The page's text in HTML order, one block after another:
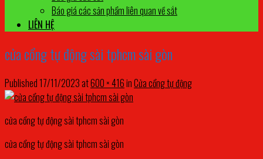
Báo giá các sản phẩm liên quan về sắt
LIÊN HỆ
cửa cổng tự động sài tphcm sài gòn
Published17/11/2023at600 × 416inCửa cổng tự động
cửa cổng tự động sài tphcm sài gòn
cửa cổng tự động sài tphcm sài gòn